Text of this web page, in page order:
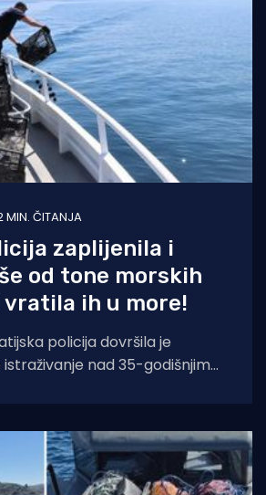
MIN. ČITANJA
zaplijenila i
od tone morskih
vratila ih u more!
policija dovršila je
nad 35-godišnjim